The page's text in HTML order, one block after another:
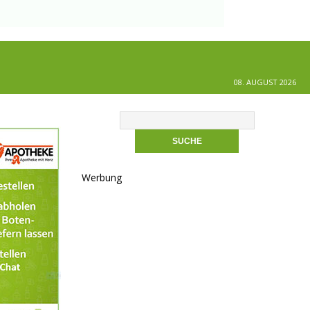
08. AUGUST 2026
Werbung